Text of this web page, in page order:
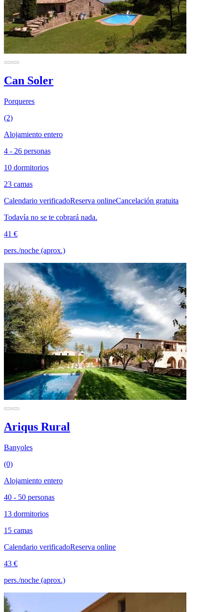
Can Soler
Porqueres
(2)
Alojamiento entero
4 - 26 personas
10 dormitorios
23 camas
Calendario verificadoReserva onlineCancelación gratuita
Todavía no se te cobrará nada.
41 €
pers./noche (aprox.)
Ariqus Rural
Banyoles
(0)
Alojamiento entero
40 - 50 personas
13 dormitorios
15 camas
Calendario verificadoReserva online
43 €
pers./noche (aprox.)